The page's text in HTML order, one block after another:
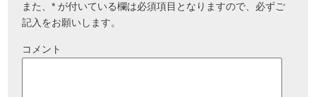
また、* が付いている欄は必須項目となりますので、必ずご
記入をお願いします。
コメント